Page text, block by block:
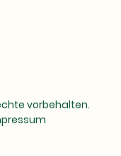
vorbehalten.